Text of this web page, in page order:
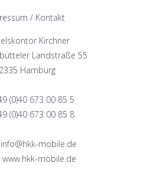
/ Kontakt
Kirchner
Landstraße 55
Hamburg
(0)40 673 00 85 5
(0)40 673 00 85 8
mobile.de
www.hkk-mobile.de